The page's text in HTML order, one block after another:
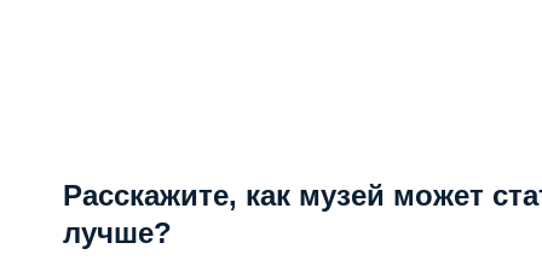
Расскажите, как музей может
лучше?